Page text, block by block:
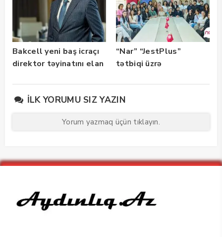
Bakcell yeni baş icraçı
direktor təyinatını elan
“Nar” “JestPlus”
tətbiqi üzrə
İLK YORUMU SIZ YAZIN
Yorum yazmaq üçün tıklayın.